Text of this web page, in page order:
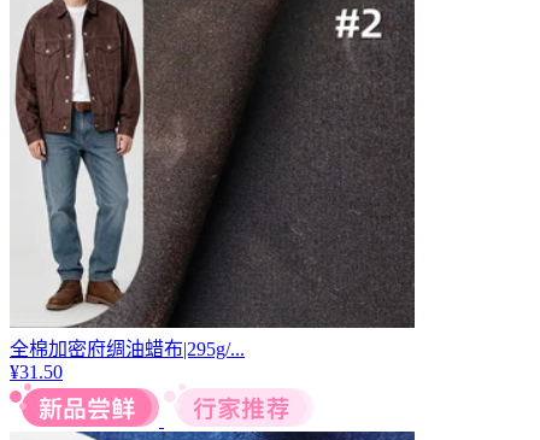
全棉加密府绸油蜡布|295g/...
¥31.50